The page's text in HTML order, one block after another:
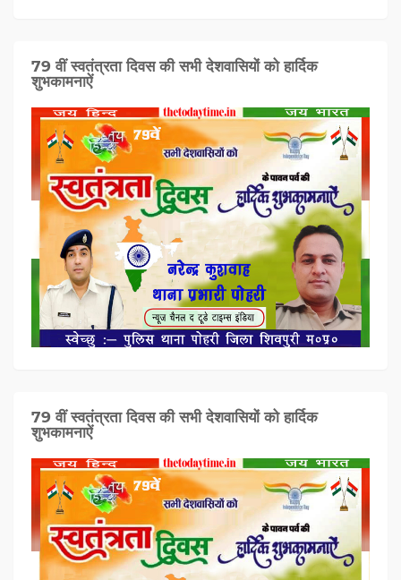
79 वीं स्वतंत्रता दिवस की सभी देशवासियों को हार्दिक
शुभकामनाऐं
79 वीं स्वतंत्रता दिवस की सभी देशवासियों को हार्दिक
शुभकामनाऐं